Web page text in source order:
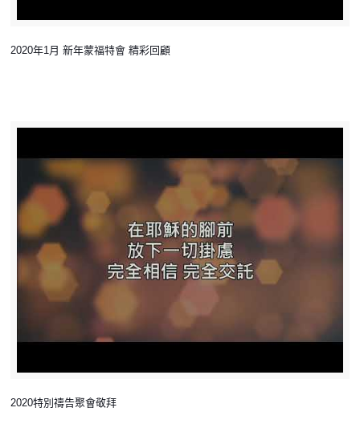
2020年1月 新年蒙福特會 精彩回顧
2020特別禱告聚會敬拜